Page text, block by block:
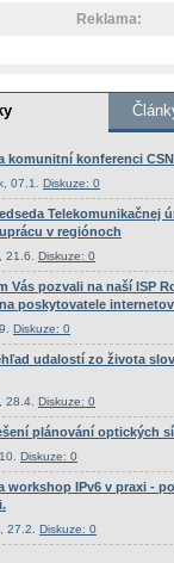
Reklama: